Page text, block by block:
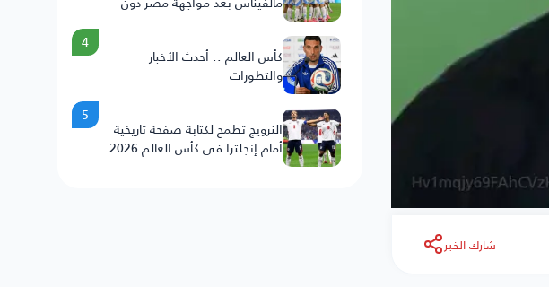
شارك الخبر
كأس العالم .. أحدث الأخبار
والتطورات
4
النرويج تطمح لكتابة صفحة تاريخية
أمام إنجلترا في كأس العالم 2026
5